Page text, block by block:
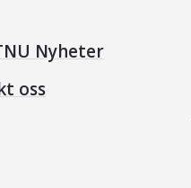
Nyheter
oss